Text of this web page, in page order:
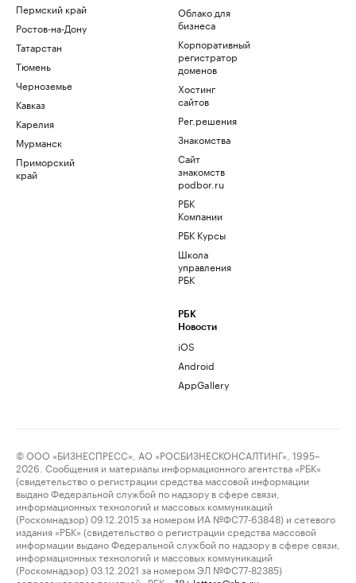
Пермский край
Ростов-на-Дону
Татарстан
Тюмень
Черноземье
Кавказ
Карелия
Мурманск
Приморский
край
Облако для
бизнеса
Корпоративный
регистратор
доменов
Хостинг
сайтов
Рег.решения
Знакомства
Сайт
знакомств
podbor.ru
РБК
Компании
РБК Курсы
Школа
управления
РБК
РБК
Новости
iOS
Android
AppGallery
© ООО «БИЗНЕСПРЕСС», АО «РОСБИЗНЕСКОНСАЛТИНГ», 1995–
2026. Сообщения и материалы информационного агентства «РБК»
(свидетельство о регистрации средства массовой информации
выдано Федеральной службой по надзору в сфере связи,
информационных технологий и массовых коммуникаций
(Роскомнадзор) 09.12.2015 за номером ИА №ФС77-63848) и сетевого
издания «РБК» (свидетельство о регистрации средства массовой
информации выдано Федеральной службой по надзору в сфере связи,
информационных технологий и массовых коммуникаций
(Роскомнадзор) 03.12.2021 за номером ЭЛ №ФС77-82385)